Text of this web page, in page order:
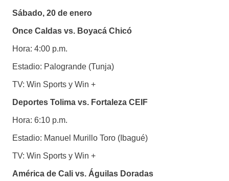
Sábado, 20 de enero
Once Caldas vs. Boyacá Chicó
Hora: 4:00 p.m.
Estadio: Palogrande (Tunja)
TV: Win Sports y Win +
Deportes Tolima vs. Fortaleza CEIF
Hora: 6:10 p.m.
Estadio: Manuel Murillo Toro (Ibagué)
TV: Win Sports y Win +
América de Cali vs. Águilas Doradas